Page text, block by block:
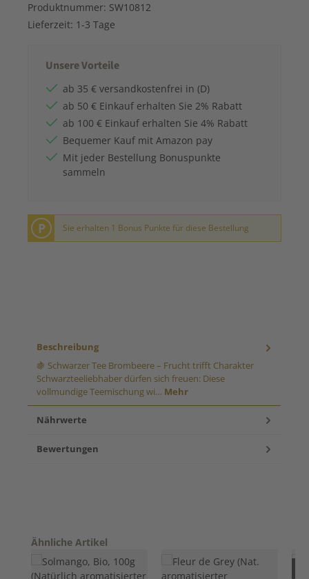
Produktnummer: SW10812
Lieferzeit: 1-3 Tage
Unsere Vorteile
ab 35 € versandkostenfrei in (D)
ab 50 € Einkauf erhalten Sie 2% Rabatt
ab 100 € Einkauf erhalten Sie 4% Rabatt
Bequemer Kauf mit Amazon pay
Mit jeder Bestellung Bonuspunkte
sammeln
P Sie erhalten 1 Bonus Punkte für diese Bestellung
Beschreibung
🍇 Schwarzer Tee Brombeere – Frucht trifft Charakter
Schwarzteeliebhaber dürfen sich freuen: Diese
vollmundige Teemischung wi… Mehr
Nährwerte
Bewertungen
Produktgalerie überspringen
Ähnliche Artikel